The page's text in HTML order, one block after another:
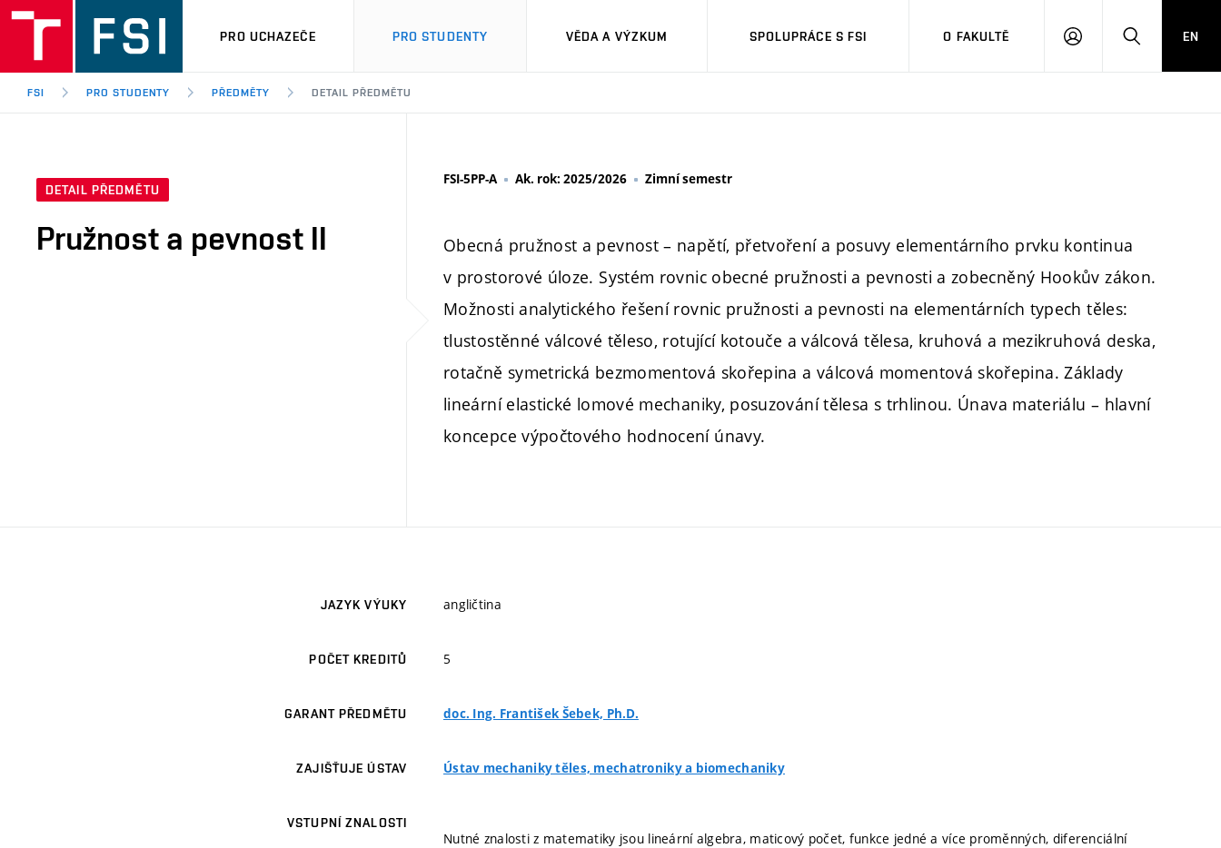
PRO UCHAZEČE PRO STUDENTY VĚDA A VÝZKUM SPOLUPRÁCE S FSI O FAKULTĚ
PŘIHLÁŠENÍHLEDAT
EN
FSI PRO STUDENTY PŘEDMĚTY DETAIL PŘEDMĚTU
DETAIL PŘEDMĚTU
Pružnost a pevnost II
FSI-5PP-A Ak. rok: 2025/2026 Zimní semestr
Obecná pružnost a pevnost – napětí, přetvoření a posuvy elementárního prvku kontinua
v prostorové úloze. Systém rovnic obecné pružnosti a pevnosti a zobecněný Hookův zákon.
Možnosti analytického řešení rovnic pružnosti a pevnosti na elementárních typech těles:
tlustostěnné válcové těleso, rotující kotouče a válcová tělesa, kruhová a mezikruhová deska,
rotačně symetrická bezmomentová skořepina a válcová momentová skořepina. Základy
lineární elastické lomové mechaniky, posuzování tělesa s trhlinou. Únava materiálu – hlavní
koncepce výpočtového hodnocení únavy.
JAZYK VÝUKY angličtina
POČET KREDITŮ 5
GARANT PŘEDMĚTU doc. Ing. František Šebek, Ph.D.
ZAJIŠŤUJE ÚSTAV Ústav mechaniky těles, mechatroniky a biomechaniky
VSTUPNÍ ZNALOSTI
Nutné znalosti z matematiky jsou lineární algebra, maticový počet, funkce jedné a více proměnných, diferenciální